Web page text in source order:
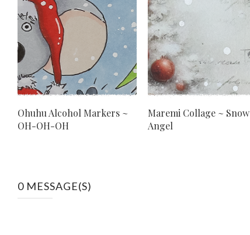
Ohuhu Alcohol Markers ~
OH-OH-OH
Maremi Collage ~ Snow
Angel
0 MESSAGE(S)